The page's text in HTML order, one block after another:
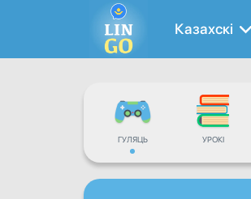
Казахскі
ГУЛЯЦЬ УРОКІ